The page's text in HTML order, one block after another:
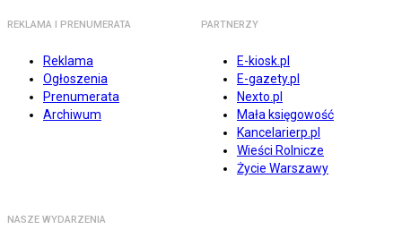
REKLAMA I PRENUMERATA
Reklama
Ogłoszenia
Prenumerata
Archiwum
PARTNERZY
E-kiosk.pl
E-gazety.pl
Nexto.pl
Mała księgowość
Kancelarierp.pl
Wieści Rolnicze
Życie Warszawy
NASZE WYDARZENIA